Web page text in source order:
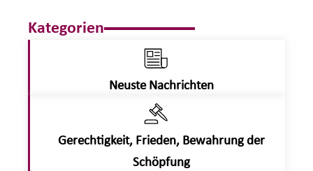
Kategorien
Neuste Nachrichten
Gerechtigkeit, Frieden, Bewahrung der
Schöpfung